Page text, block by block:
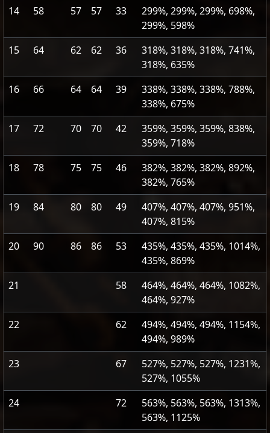
14
58 57 57 33
299%, 299%, 299%, 698%,
299%, 598%
15
64 62 62 36
318%, 318%, 318%, 741%,
318%, 635%
16
66 64 64 39
338%, 338%, 338%, 788%,
338%, 675%
17
72 70 70 42
359%, 359%, 359%, 838%,
359%, 718%
18
78 75 75 46
382%, 382%, 382%, 892%,
382%, 765%
19
84 80 80 49
407%, 407%, 407%, 951%,
407%, 815%
20
90 86 86 53
435%, 435%, 435%, 1014%,
435%, 869%
21
58
464%, 464%, 464%, 1082%,
464%, 927%
22
62
494%, 494%, 494%, 1154%,
494%, 989%
23
67
527%, 527%, 527%, 1231%,
527%, 1055%
24
72
563%, 563%, 563%, 1313%,
563%, 1125%